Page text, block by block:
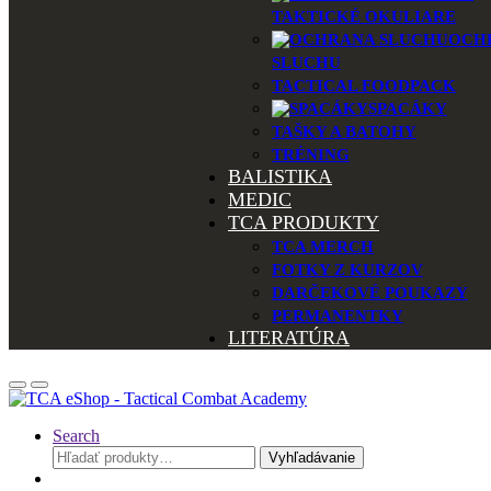
TAKTICKÉ OKULIARE
SLUCHU
TACTICAL FOODPACK
SPACÁKY
TAŠKY A BATOHY
TRÉNING
BALISTIKA
MEDIC
TCA PRODUKTY
TCA MERCH
FOTKY Z KURZOV
DARČEKOVÉ POUKAZY
PERMANENTKY
LITERATÚRA
Search
Hľadať:
Vyhľadávanie